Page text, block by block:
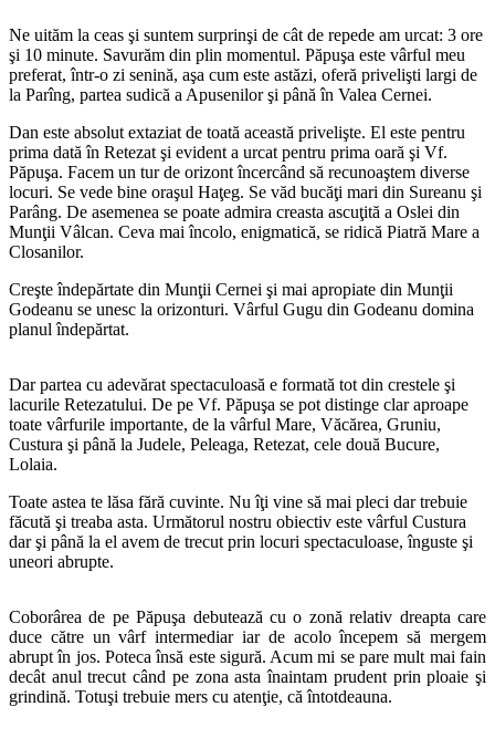
Ne uităm la ceas şi suntem surprinşi de cât de repede am urcat: 3 ore
şi 10 minute. Savurăm din plin momentul. Păpuşa este vârful meu
preferat, într-o zi senină, aşa cum este astăzi, oferă privelişti largi de
la Parîng, partea sudică a Apusenilor şi până în Valea Cernei.
Dan este absolut extaziat de toată această privelişte. El este pentru
prima dată în Retezat şi evident a urcat pentru prima oară şi Vf.
Păpuşa. Facem un tur de orizont încercând să recunoaştem diverse
locuri. Se vede bine oraşul Haţeg. Se văd bucăţi mari din Sureanu şi
Parâng. De asemenea se poate admira creasta ascuţită a Oslei din
Munţii Vâlcan. Ceva mai încolo, enigmatică, se ridică Piatră Mare a
Closanilor.
Creşte îndepărtate din Munţii Cernei şi mai apropiate din Munţii
Godeanu se unesc la orizonturi. Vârful Gugu din Godeanu domina
planul îndepărtat.
Dar partea cu adevărat spectaculoasă e formată tot din crestele şi
lacurile Retezatului. De pe Vf. Păpuşa se pot distinge clar aproape
toate vârfurile importante, de la vârful Mare, Văcărea, Gruniu,
Custura şi până la Judele, Peleaga, Retezat, cele două Bucure,
Lolaia.
Toate astea te lăsa fără cuvinte. Nu îţi vine să mai pleci dar trebuie
făcută şi treaba asta. Următorul nostru obiectiv este vârful Custura
dar şi până la el avem de trecut prin locuri spectaculoase, înguste şi
uneori abrupte.
Coborârea de pe Păpuşa debutează cu o zonă relativ dreapta care
duce către un vârf intermediar iar de acolo începem să mergem
abrupt în jos. Poteca însă este sigură. Acum mi se pare mult mai fain
decât anul trecut când pe zona asta înaintam prudent prin ploaie şi
grindină. Totuşi trebuie mers cu atenţie, că întotdeauna.